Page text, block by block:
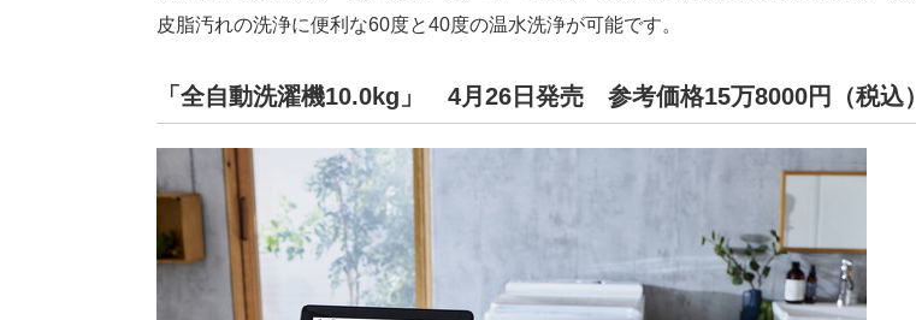
皮脂汚れの洗浄に便利な60度と40度の温水洗浄が可能です。
「全自動洗濯機10.0kg」 4月26日発売 参考価格15万8000円（税込）